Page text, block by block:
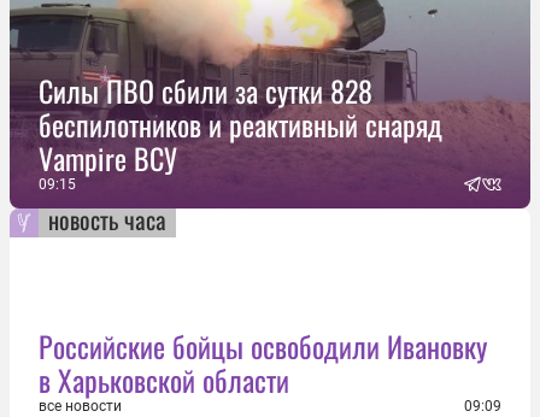
Силы ПВО сбили за сутки 828
беспилотников и реактивный снаряд
Vampire ВСУ
09:15
новость часа
Российские бойцы освободили Ивановку
в Харьковской области
все новости 09:09